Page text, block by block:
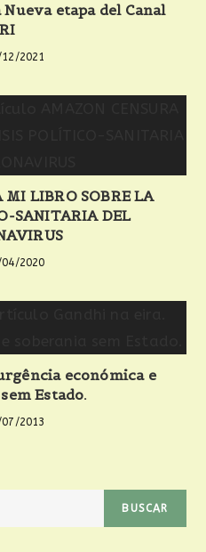
etapa del Canal
RI
2021
MI LIBRO SOBRE LA
SANITARIA DEL
04/2020
económica e
Estado.
2013
BUSCAR